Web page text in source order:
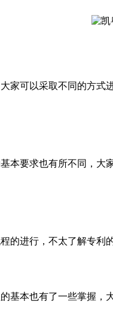
可以采取不同的方式
要求也有所不同，大
进行，不太了解专利
本也有了一些掌握，